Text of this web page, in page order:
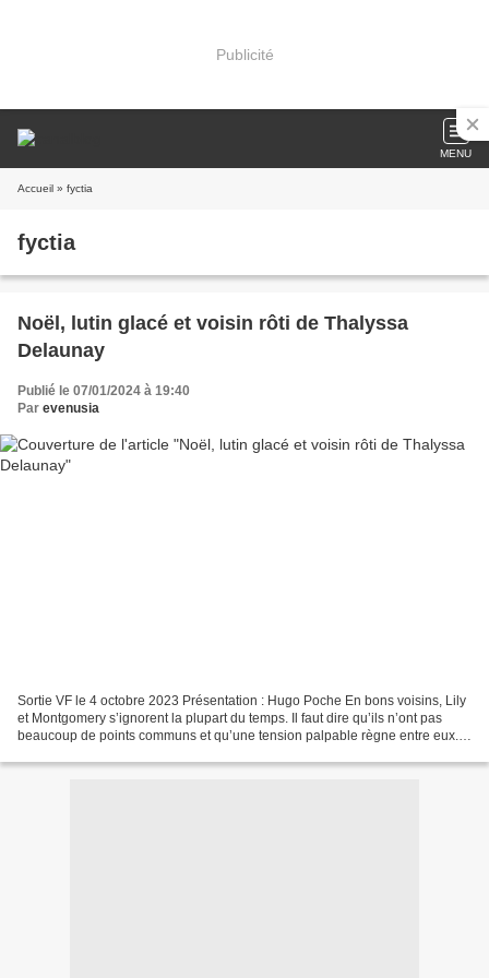
Publicité
MENU
Accueil » fyctia
fyctia
Noël, lutin glacé et voisin rôti de Thalyssa
Delaunay
Publié le 07/01/2024 à 19:40
Par evenusia
Sortie VF le 4 octobre 2023 Présentation : Hugo Poche En bons voisins, Lily
et Montgomery s’ignorent la plupart du temps. Il faut dire qu’ils n’ont pas
beaucoup de points communs et qu’une tension palpable règne entre eux.